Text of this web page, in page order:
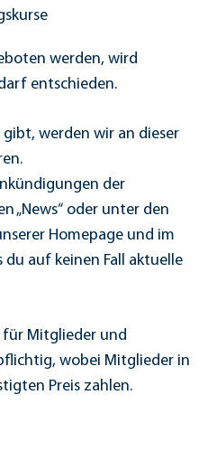
werden, wird
entschieden.
gibt, werden wir an dieser
der
„News“ oder unter den
Homepage und im
auf keinen Fall aktuelle
für Mitglieder und
wobei Mitglieder in
Preis zahlen.